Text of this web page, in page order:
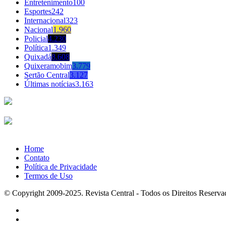
Entretenimento100
Esportes242
Internacional323
Nacional1.960
Policial4.230
Política1.349
Quixadá8.608
Quixeramobim3.779
Sertão Central3.127
Últimas notícias3.163
Home
Contato
Política de Privacidade
Termos de Uso
© Copyright 2009-2025. Revista Central - Todos os Direitos